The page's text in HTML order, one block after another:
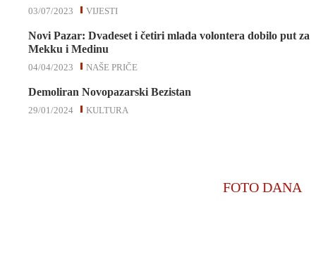
VIJESTI
03/07/2023
Novi Pazar: Dvadeset i četiri mlada volontera dobilo put za
Mekku i Medinu
NAŠE PRIČE
04/04/2023
Demoliran Novopazarski Bezistan
KULTURA
29/01/2024
FOTO DANA